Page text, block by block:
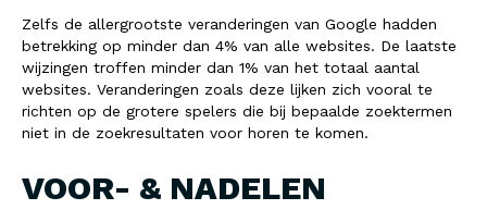
Zelfs de allergrootste veranderingen van Google hadden
betrekking op minder dan 4% van alle websites. De laatste
wijzingen troffen minder dan 1% van het totaal aantal
websites. Veranderingen zoals deze lijken zich vooral te
richten op de grotere spelers die bij bepaalde zoektermen
niet in de zoekresultaten voor horen te komen.
VOOR- & NADELEN